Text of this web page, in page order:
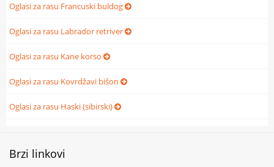
Oglasi za rasu Francuski buldog
Oglasi za rasu Labrador retriver
Oglasi za rasu Kane korso
Oglasi za rasu Kovrdžavi bišon
Oglasi za rasu Haski (sibirski)
Brzi linkovi